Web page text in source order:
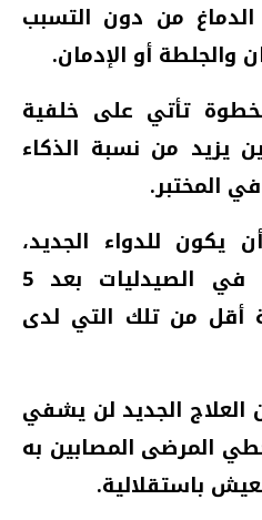
من دون التسبب
والجلطة أو الإدمان.
تأتي على خلفية
يزيد من نسبة الذكاء
المختبر.
يكون للدواء الجديد،
الذي سيكون متوفرا في الصيدليات بعد 5
أقل من تلك التي لدى
العلاج الجديد لن يشفي
المرضى المصابين به
باستقلالية.